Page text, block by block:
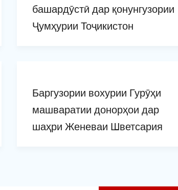
башардӯстӣ дар қонунгузории
Ҷумҳурии Тоҷикистон
Баргузории вохурии Гурӯҳи
машваратии донорҳои дар
шаҳри Женеваи Шветсария